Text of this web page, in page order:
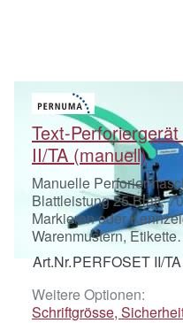
Text-
II/TA (manuell)
Manuelle
Blattleistung 25 Blatt,
Markieren oder
Warenmustern,
Art.Nr.PERFOSET II/TA
Weitere Optionen:
Schriftgrösse,